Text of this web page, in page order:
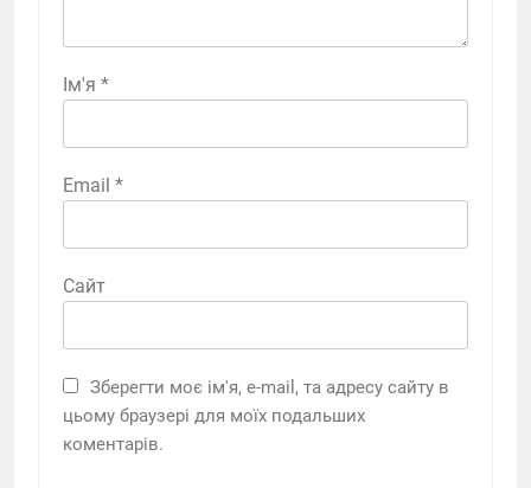
Ім'я *
Email *
Сайт
Зберегти моє ім'я, e-mail, та адресу сайту в
цьому браузері для моїх подальших
коментарів.